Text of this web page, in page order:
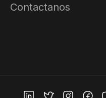
Contactanos